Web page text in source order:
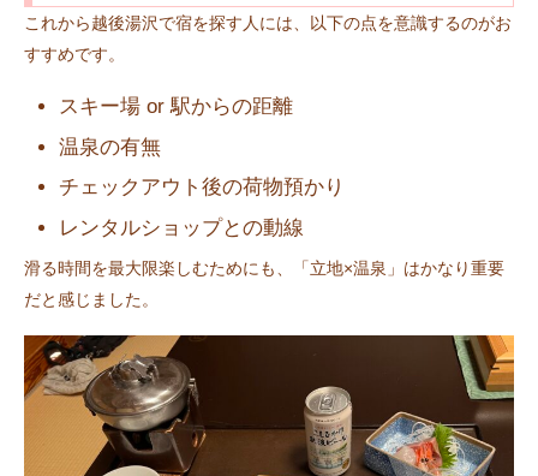
これから越後湯沢で宿を探す人には、以下の点を意識するのがお
すすめです。
スキー場 or 駅からの距離
温泉の有無
チェックアウト後の荷物預かり
レンタルショップとの動線
滑る時間を最大限楽しむためにも、「立地×温泉」はかなり重要
だと感じました。